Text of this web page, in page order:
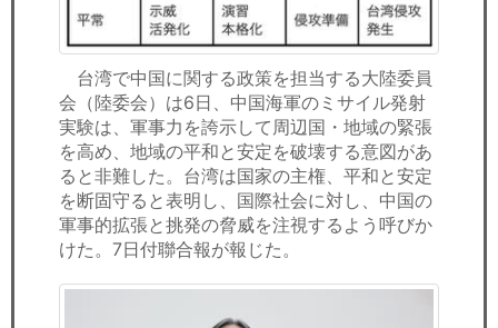
飲食店情報
台湾で中国に関する政策を担当する大陸委員
会（陸委会）は6日、中国海軍のミサイル発射
実験は、軍事力を誇示して周辺国・地域の緊張
を高め、地域の平和と安定を破壊する意図があ
ると非難した。台湾は国家の主権、平和と安定
を断固守ると表明し、国際社会に対し、中国の
軍事的拡張と挑発の脅威を注視するよう呼びか
けた。7日付聯合報が報じた。